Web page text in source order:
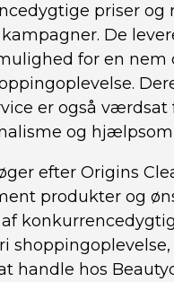
priser
De
for en nem
er også værdsat
og
efter Origins
produkter og
shoppingoplevelse,
handle hos